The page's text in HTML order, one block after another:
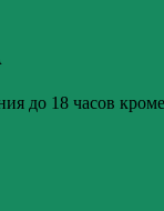
до 18 часов